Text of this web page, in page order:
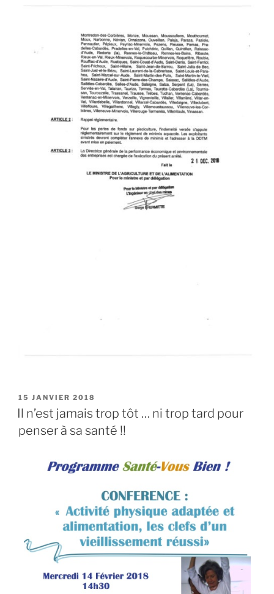
PUBLIÉ
LE
15 JANVIER 2018
Il n’est jamais trop tôt … ni trop tard pour
penser à sa santé !!